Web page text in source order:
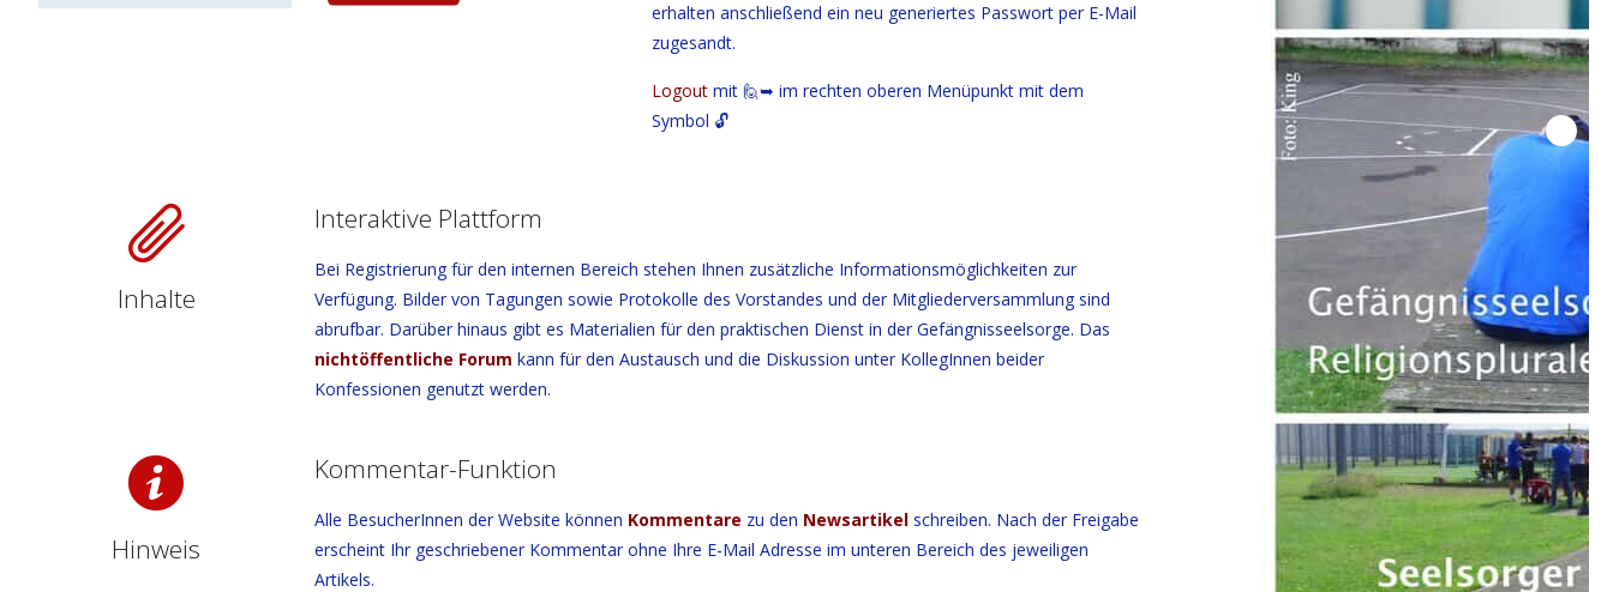
erhalten anschließend ein neu generiertes Passwort per E-Mail
zugesandt.
Logout mit 🙋➥ im rechten oberen Menüpunkt mit dem
Symbol 🔓
Inhalte
Interaktive Plattform
Bei Registrierung für den internen Bereich stehen Ihnen zusätzliche Informationsmöglichkeiten zur
Verfügung. Bilder von Tagungen sowie Protokolle des Vorstandes und der Mitgliederversammlung sind
abrufbar. Darüber hinaus gibt es Materialien für den praktischen Dienst in der Gefängnisseelsorge. Das
nichtöffentliche Forum kann für den Austausch und die Diskussion unter KollegInnen beider
Konfessionen genutzt werden.
Hinweis
Kommentar-Funktion
Alle BesucherInnen der Website können Kommentare zu den Newsartikel schreiben. Nach der Freigabe
erscheint Ihr geschriebener Kommentar ohne Ihre E-Mail Adresse im unteren Bereich des jeweiligen
Artikels.